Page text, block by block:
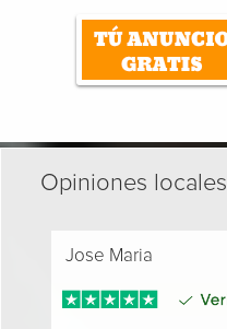
Opiniones locales
Jose Maria